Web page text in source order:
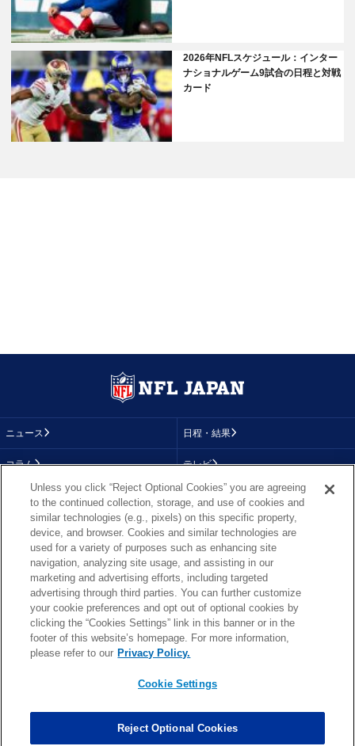
2026年NFLスケジュール：インター
ナショナルゲーム9試合の日程と対戦
カード
ニュース 日程・結果
コラム テレビ
画像
順位表
About NFL
More NFL 特集
TOP お問い合わせ FAQ
PHOTO BY AP Images / PHOTO BY Getty Images
Unless you click “Reject Optional Cookies” you are agreeing
to the continued collection, storage, and use of cookies and
similar technologies (e.g., pixels) on this specific property,
device, and browser. Cookies and similar technologies are
used for a variety of purposes such as enhancing site
navigation, analyzing site usage, and assisting in our
marketing and advertising efforts, including targeted
advertising through third parties. You can further customize
your cookie preferences and opt out of optional cookies by
clicking the “Cookies Settings” link in this banner or in the
footer of this website’s homepage. For more information,
please refer to our Privacy Policy.
Cookie Settings
Reject Optional Cookies